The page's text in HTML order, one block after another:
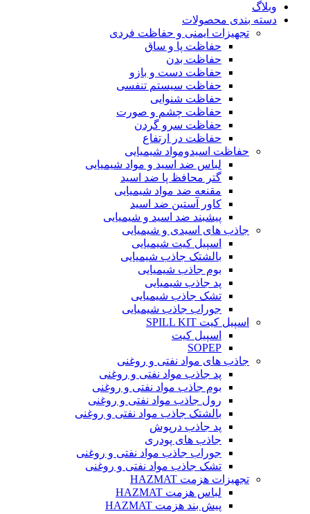
وبلاگ
دسته بندی محصولات
تجهیزات ایمنی و حفاظت فردی
حفاظت پا و ساق
حفاظت بدن
حفاظت دست و بازو
حفاظت سیستم تنفسی
حفاظت شنوایی
حفاظت چشم و صورت
حفاظت سرو گردن
حفاظت در ارتفاع
حفاظت اسیدومواد شیمیایی
لباس ضد اسید و مواد شیمیایی
گتر محافظ پا ضد اسید
مقنعه ضد مواد شیمیایی
کاور آستین ضد اسید
پیشبند ضد اسید و شیمیایی
جاذب های اسیدی و شیمیایی
اسپیل کیت شیمیایی
بالشتک جاذب شیمیایی
بوم جاذب شیمیایی
پد جاذب شیمیایی
تشک جاذب شیمیایی
جوراب جاذب شیمیایی
اسپیل کیت SPILL KIT
اسپیل کیت
SOPEP
جاذب های مواد نفتی و روغنی
پد جاذب مواد نفتی و روغنی
بوم جاذب مواد نفتی و روغنی
رول جاذب مواد نفتی و روغنی
بالشتک جاذب مواد نفتی و روغنی
پد جاذب درپوش
جاذب های پودری
جوراب جاذب مواد نفتی و روغنی
تشک جاذب مواد نفتی و روغنی
تجهیزات هزمت HAZMAT
لباس هزمت HAZMAT
پیش بند هزمت HAZMAT